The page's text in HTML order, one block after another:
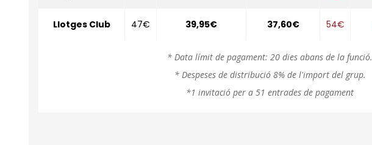
Llotges Club 47€ 39,95€ 37,60€ 54€
* Data límit de pagament: 20 dies abans de la funció.
* Despeses de distribució 8% de l'import del grup.
*1 invitació per a 51 entrades de pagament